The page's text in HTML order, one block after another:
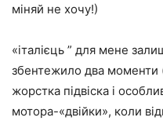
міняй не хочу!)
«італієць ” для мене
збентежило два моменти
жорстка підвіска і
мотора-«двійки», коли